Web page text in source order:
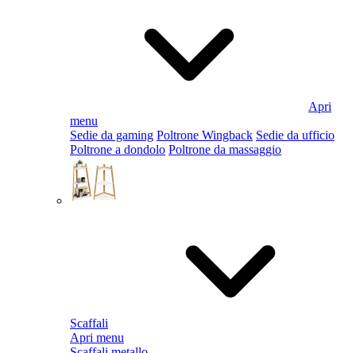
Apri
menu
Sedie da gaming Poltrone Wingback Sedie da ufficio
Poltrone a dondolo Poltrone da massaggio
Scaffali
Apri menu